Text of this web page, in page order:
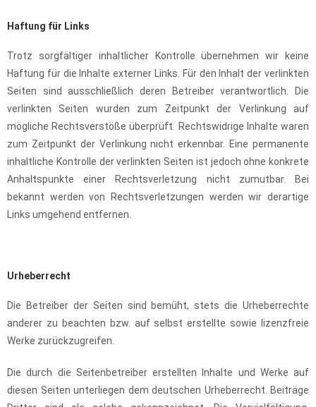
Haftung für Links
Trotz sorgfältiger inhaltlicher Kontrolle übernehmen wir keine
Haftung für die Inhalte externer Links. Für den Inhalt der verlinkten
Seiten sind ausschließlich deren Betreiber verantwortlich. Die
verlinkten Seiten wurden zum Zeitpunkt der Verlinkung auf
mögliche Rechtsverstöße überprüft. Rechtswidrige Inhalte waren
zum Zeitpunkt der Verlinkung nicht erkennbar. Eine permanente
inhaltliche Kontrolle der verlinkten Seiten ist jedoch ohne konkrete
Anhaltspunkte einer Rechtsverletzung nicht zumutbar. Bei
bekannt werden von Rechtsverletzungen werden wir derartige
Links umgehend entfernen.
Urheberrecht
Die Betreiber der Seiten sind bemüht, stets die Urheberrechte
anderer zu beachten bzw. auf selbst erstellte sowie lizenzfreie
Werke zurückzugreifen.
Die durch die Seitenbetreiber erstellten Inhalte und Werke auf
diesen Seiten unterliegen dem deutschen Urheberrecht. Beiträge